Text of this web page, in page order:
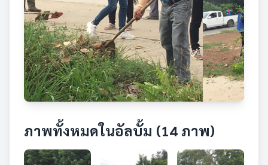
ภาพทั้งหมดในอัลบั้ม (14 ภาพ)